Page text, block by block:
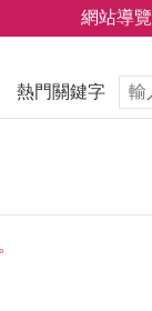
網站導覽
熱門關鍵字